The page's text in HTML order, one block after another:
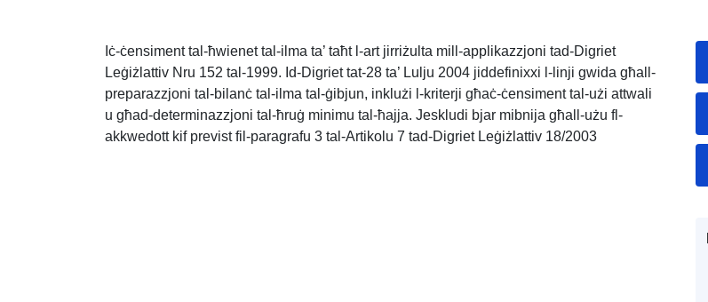
Iċ-ċensiment tal-ħwienet tal-ilma ta’ taħt l-art jirriżulta mill-applikazzjoni tad-Digriet
Leġiżlattiv Nru 152 tal-1999. Id-Digriet tat-28 ta’ Lulju 2004 jiddefinixxi l-linji gwida għall-
preparazzjoni tal-bilanċ tal-ilma tal-ġibjun, inklużi l-kriterji għaċ-ċensiment tal-użi attwali
u għad-determinazzjoni tal-ħruġ minimu tal-ħajja. Jeskludi bjar mibnija għall-użu fl-
akkwedott kif previst fil-paragrafu 3 tal-Artikolu 7 tad-Digriet Leġiżlattiv 18/2003